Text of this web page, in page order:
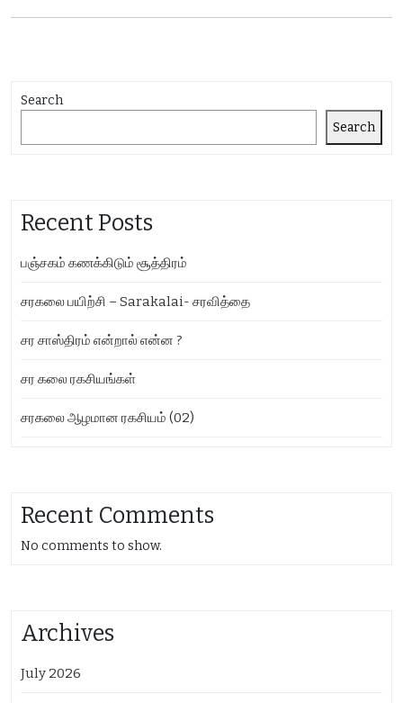
Search
Search
Recent Posts
பஞ்சகம் கணக்கிடும் சூத்திரம்
சரகலை பயிற்சி – Sarakalai- சரவித்தை
சர சாஸ்திரம் என்றால் என்ன ?
சர கலை ரகசியங்கள்
சரகலை ஆழமான ரகசியம் (02)
Recent Comments
No comments to show.
Archives
July 2026